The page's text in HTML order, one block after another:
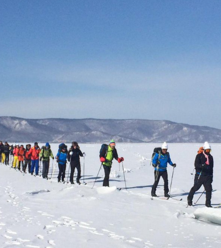
2 Caps Production, France 3 Bourgogne-Franche-Comté -